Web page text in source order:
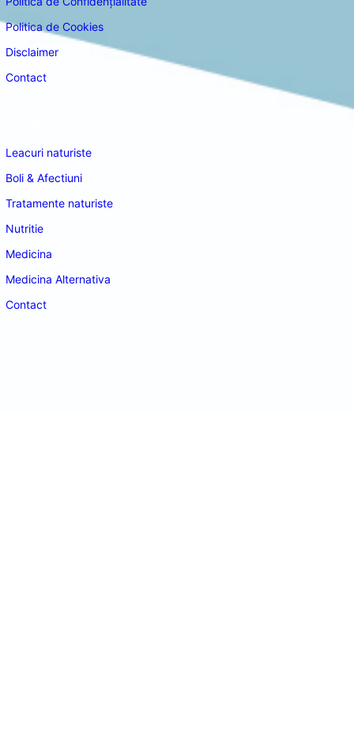
Politica de Cookies
Disclaimer
Contact
Leacuri naturiste
Boli & Afectiuni
Tratamente naturiste
Nutritie
Medicina
Medicina Alternativa
Contact